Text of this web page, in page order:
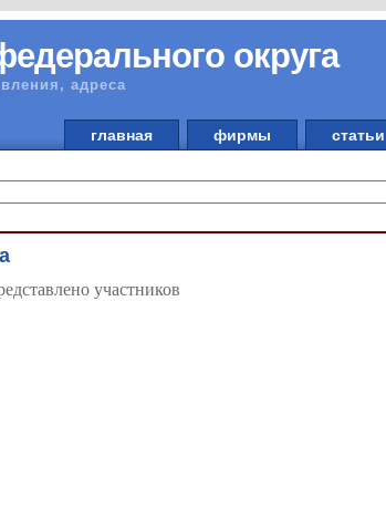
округа
адреса
главная фирмы статьи
участников